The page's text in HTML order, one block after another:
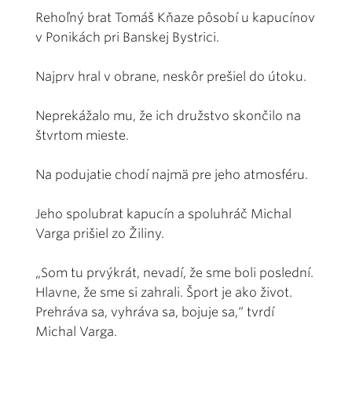
Rehoľný brat Tomáš Kňaze pôsobí u kapucínov
v Ponikách pri Banskej Bystrici.
Najprv hral v obrane, neskôr prešiel do útoku.
Neprekážalo mu, že ich družstvo skončilo na
štvrtom mieste.
Na podujatie chodí najmä pre jeho atmosféru.
Jeho spolubrat kapucín a spoluhráč Michal
Varga prišiel zo Žiliny.
„Som tu prvýkrát, nevadí, že sme boli poslední.
Hlavne, že sme si zahrali. Šport je ako život.
Prehráva sa, vyhráva sa, bojuje sa,“ tvrdí
Michal Varga.